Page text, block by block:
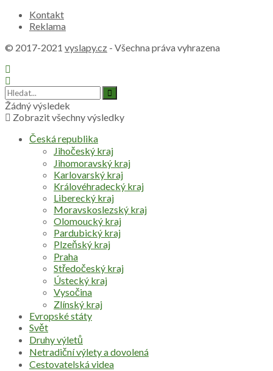
Kontakt
Reklama
© 2017-2021 vyslapy.cz - Všechna práva vyhrazena
Žádný výsledek
Zobrazit všechny výsledky
Česká republika
Jihočeský kraj
Jihomoravský kraj
Karlovarský kraj
Královéhradecký kraj
Liberecký kraj
Moravskoslezský kraj
Olomoucký kraj
Pardubický kraj
Plzeňský kraj
Praha
Středočeský kraj
Ústecký kraj
Vysočina
Zlínský kraj
Evropské státy
Svět
Druhy výletů
Netradiční výlety a dovolená
Cestovatelská videa